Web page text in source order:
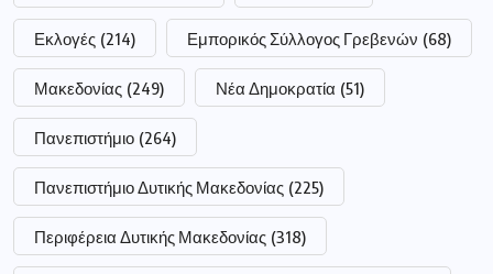
Εκλογές (214) Εμπορικός Σύλλογος Γρεβενών (68)
Μακεδονίας (249) Νέα Δημοκρατία (51)
Πανεπιστήμιο (264)
Πανεπιστήμιο Δυτικής Μακεδονίας (225)
Περιφέρεια Δυτικής Μακεδονίας (318)